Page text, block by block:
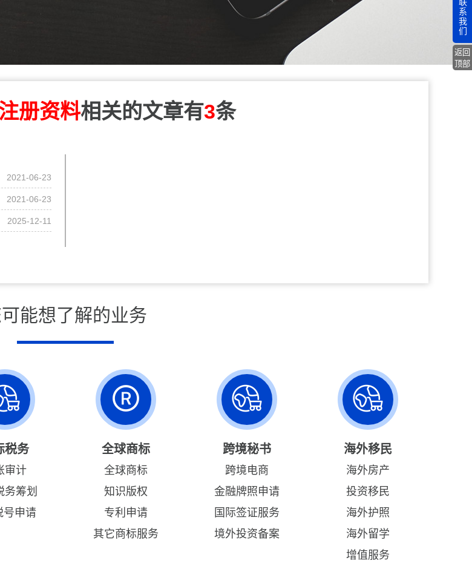
册资料相关的文章有3条
2021-06-23
2021-06-23
2025-12-11
能想了解的业务
税务
审计
务筹划
号申请
全球商标
全球商标
知识版权
专利申请
其它商标服务
跨境秘书
跨境电商
金融牌照申请
国际签证服务
境外投资备案
海外移民
海外房产
投资移民
海外护照
海外留学
增值服务
系
我
们
返回
顶部